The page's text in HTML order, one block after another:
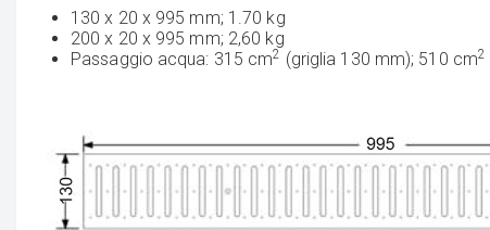
130 x 20 x 995 mm; 1.70 kg
200 x 20 x 995 mm; 2,60 kg
Passaggio acqua: 315 cm2 (griglia 130 mm); 510 cm2